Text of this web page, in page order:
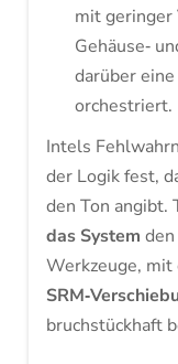
mit geringer
Gehäuse‑
darüber eine
orchestriert.
Intels
der Logik fest,
den Ton angibt.
das System
Werkzeuge, mit
bruchstückhaft